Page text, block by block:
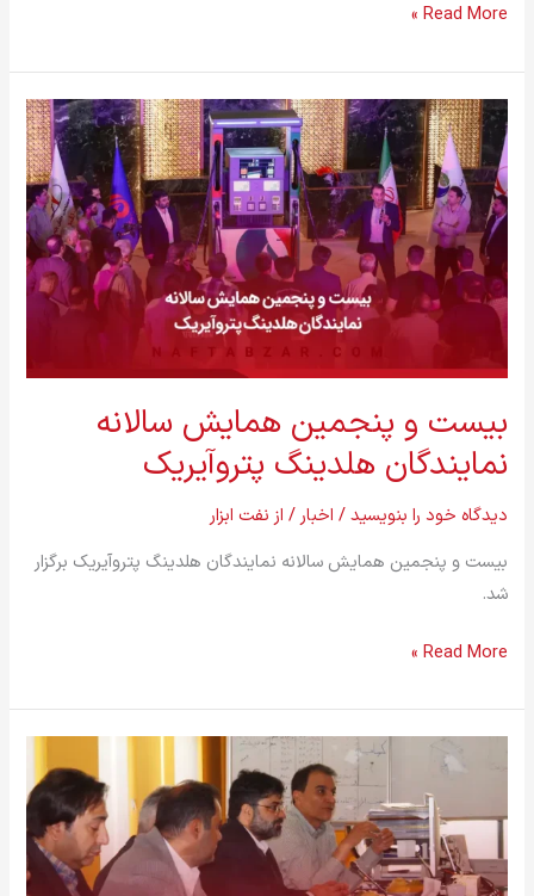
Read More »
بیست و پنجمین همایش سالانه
نمایندگان هلدینگ پتروآیریک
دیدگاه‌ خود را بنویسید / اخبار / از نفت ابزار
بیست و پنجمین همایش سالانه نمایندگان هلدینگ پتروآیریک برگزار
شد.
بیست
و
پنجمین
همایش
سالانه
نمایندگان
هلدینگ
پتروآیریک
Read More »
کوهپایه
از
هلدینگ